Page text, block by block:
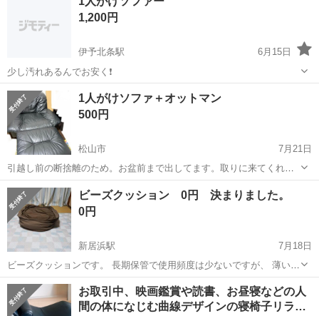
1,200円
伊予北条駅
6月15日
少し汚れあるんでお安く❗️
愛媛 松山市 伊予北条駅
1人がけソファ＋オットマン
500円
松山市
7月21日
引越し前の断捨離のため。お盆前まで出してます。取りに来てくれる
方限定です。
愛媛 松山市 ソファ
ビーズクッション 0円 決まりました。
0円
新居浜駅
7月18日
ビーズクッションです。 長期保管で使用頻度は少ないですが、 薄い染
みはあります。 処分にはもったいないので無料出品しました。 新居浜
市近郊の方で自宅付近まで取りに来てくれる方、宜しくお願いしま
す。
愛媛 新居浜市 新居浜駅 ソファ
お取引中、映画鑑賞や読書、お昼寝などの人
間の体になじむ曲線デザインの寝椅子リラ…